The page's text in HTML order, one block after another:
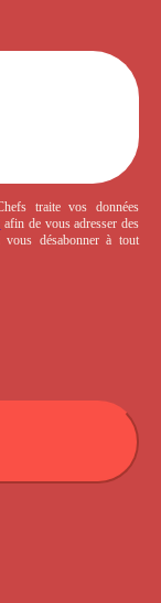
traite vos données
afin de vous adresser des
vous désabonner à tout